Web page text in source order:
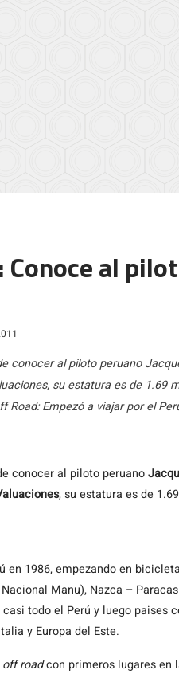
al
conocer al piloto peruano
su estatura es de
Road: Empezó a viajar por el
conocer al piloto peruano
, su estatura es de
en 1986, empezando en
Manu), Nazca –
todo el Perú y luego paises
y Europa del Este.
off roadcon primeros lugares en